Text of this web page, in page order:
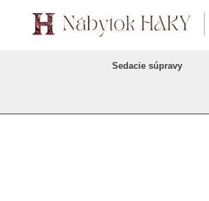
Sedacie súpravy